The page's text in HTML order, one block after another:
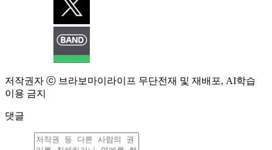
저작권자 ⓒ 브라보마이라이프 무단전재 및 재배포, AI학습
이용 금지
댓글